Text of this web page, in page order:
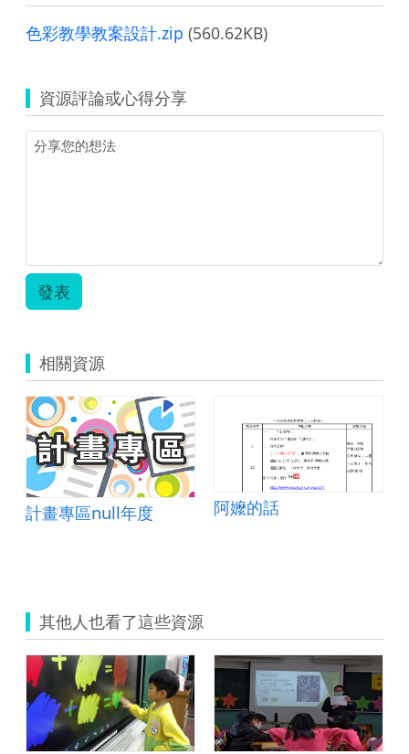
色彩教學教案設計.zip (560.62KB)
資源評論或心得分享
發表
相關資源
計畫專區null年度 阿嬤的話
其他人也看了這些資源